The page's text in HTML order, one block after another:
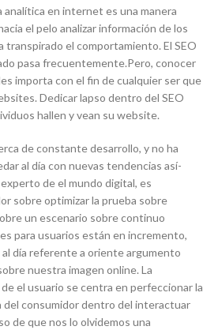
en internet es una manera
el pelo analizar información de los
el comportamiento. El SEO
pasa frecuentemente.Pero, conocer
importa con el fin de cualquier ser que
Dedicar lapso dentro del SEO
hallen y vean su website.
de constante desarrollo, y no ha
al día con nuevas tendencias así­
de el mundo digital, es
sobre optimizar la prueba sobre
un escenario sobre continuo
para usuarios están en incremento,
día referente a oriente argumento
nuestra imagen online. La
el usuario se centra en perfeccionar la
del consumidor dentro del interactuar
de que nos lo olvidemos una